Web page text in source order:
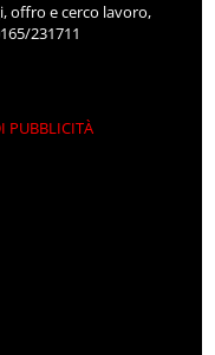
offro e cerco lavoro,
231711
PUBBLICITÀ